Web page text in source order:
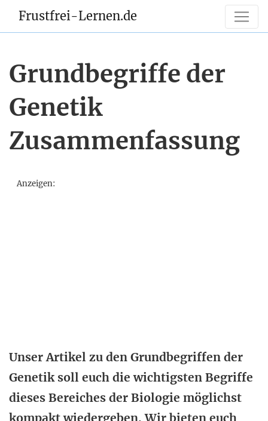
Frustfrei-Lernen.de
Grundbegriffe der
Genetik
Zusammenfassung
Anzeigen:
Unser Artikel zu den Grundbegriffen der
Genetik soll euch die wichtigsten Begriffe
dieses Bereiches der Biologie möglichst
kompakt wiedergeben. Wir bieten euch